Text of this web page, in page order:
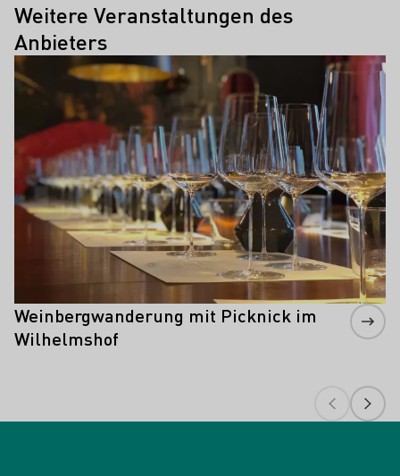
Weitere Veranstaltungen des
Anbieters
Weinbergwanderung mit Picknick im
Wilhelmshof
Mehr erfahren